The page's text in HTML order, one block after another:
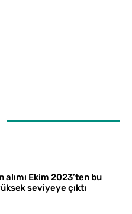
alımı Ekim 2023’ten bu
seviyeye çıktı